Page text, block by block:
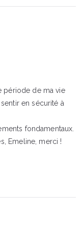
période de ma vie
en sécurité à
fondamentaux.
Emeline, merci !